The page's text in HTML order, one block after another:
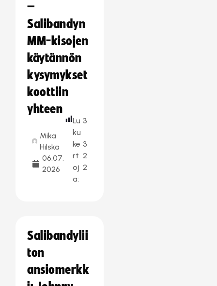
–
Salibandyn
MM-kisojen
käytännön
kysymykset
koottiin
yhteen
Mika
Hilska
06.07.
2026
Lu
ku
ke
rt
oj
a:
3
3
2
2
Salibandylii
ton
ansiomerkk